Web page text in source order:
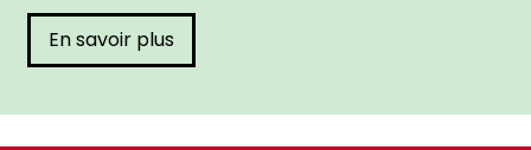
En savoir plus